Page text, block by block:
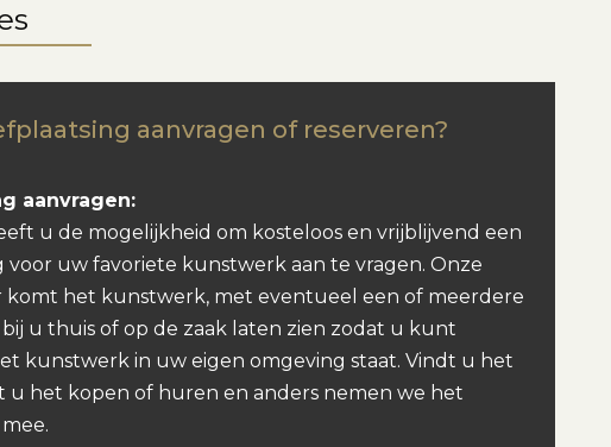
aanvragen of reserveren?
aanvragen:
u de mogelijkheid om kosteloos en vrijblijvend een
voor uw favoriete kunstwerk aan te vragen. Onze
komt het kunstwerk, met eventueel een of meerdere
u thuis of op de zaak laten zien zodat u kunt
kunstwerk in uw eigen omgeving staat. Vindt u het
u het kopen of huren en anders nemen we het